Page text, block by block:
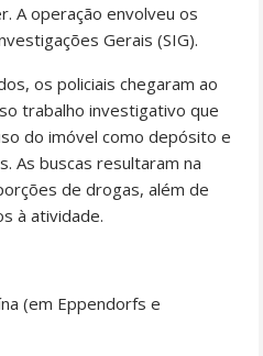
A operação envolveu os
Gerais (SIG).
os policiais chegaram ao
trabalho investigativo que
do imóvel como depósito e
As buscas resultaram na
de drogas, além de
à atividade.
(em Eppendorfs e